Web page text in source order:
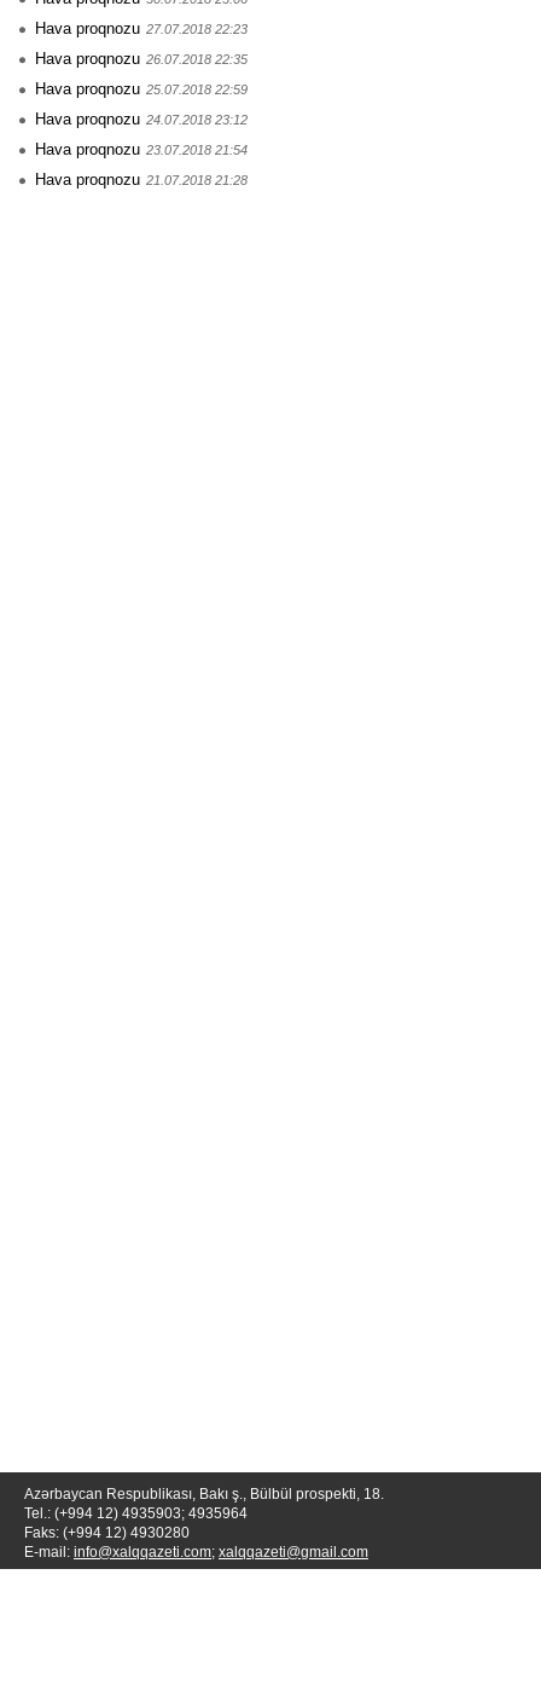
Hava proqnozu 27.07.2018 22:23
Hava proqnozu 26.07.2018 22:35
Hava proqnozu 25.07.2018 22:59
Hava proqnozu 24.07.2018 23:12
Hava proqnozu 23.07.2018 21:54
Hava proqnozu 21.07.2018 21:28
Azərbaycan Respublikası, Bakı ş., Bülbül prospekti, 18.
Tel.: (+994 12) 4935903; 4935964
Faks: (+994 12) 4930280
E-mail: info@xalqqazeti.com; xalqqazeti@gmail.com